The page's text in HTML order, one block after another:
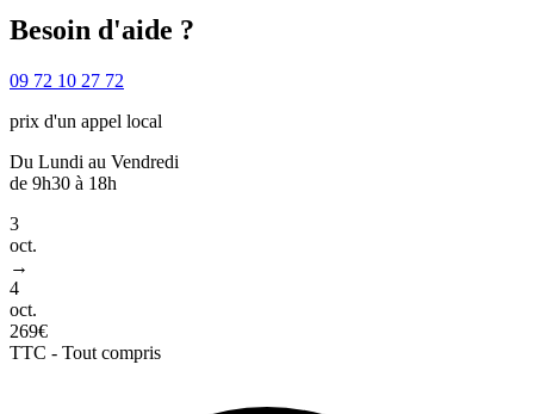
Besoin d'aide ?
09 72 10 27 72
prix d'un appel local
Du Lundi au Vendredi
de 9h30 à 18h
3
oct.
→
4
oct.
269€
TTC - Tout compris